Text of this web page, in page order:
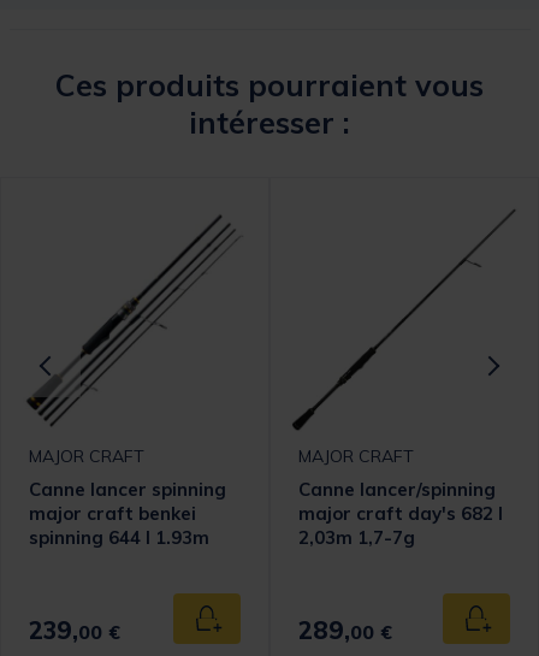
Ces produits pourraient vous
intéresser :
panier
MAJOR CRAFT
Canne lancer spinning
major craft benkei
spinning 644 l 1.93m
239,00 € Ajouter au panier
MAJOR CRAFT
Canne lancer/spinning
major craft day's 682 l
2,03m 1,7-7g
289,00 €